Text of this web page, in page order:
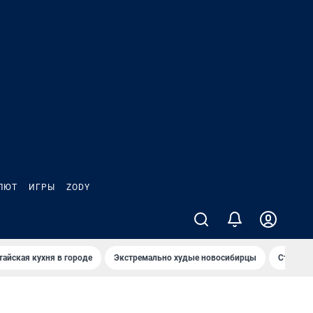
ИГРЫ ZODY
кухня в городе Экстремально худые новосибирцы Старт